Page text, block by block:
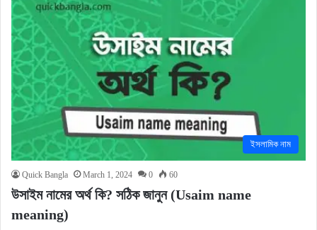
ইসলামিক নাম
Quick Bangla March 1, 2024 0 60
উসাইম নামের অর্থ কি? সঠিক জানুন (Usaim name
meaning)